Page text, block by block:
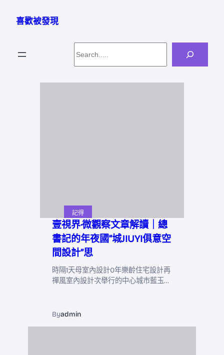
喜歡被發現
記得
壹視界·微觀察文章解讀｜總
書記的年夜國“城JIUYI俱意空
間設計”思
時隔1天母室內設計0年樂齡住宅設計再
禪風室內設計次舉行的中心城市藍玉…
Byadmin